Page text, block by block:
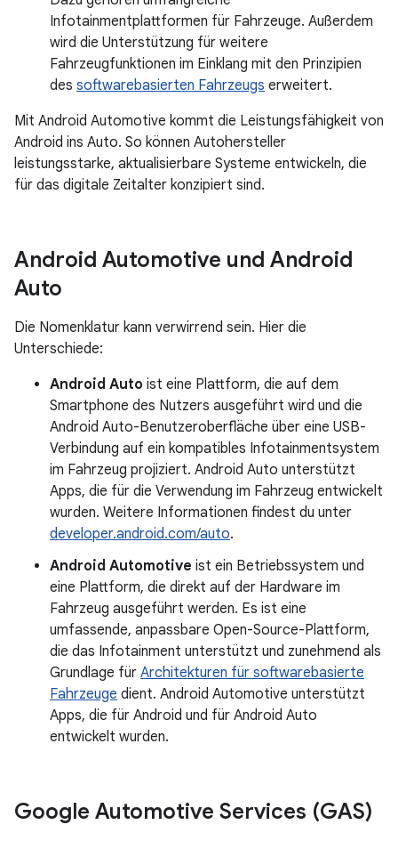
Infotainmentplattformen für Fahrzeuge. Außerdem
wird die Unterstützung für weitere
Fahrzeugfunktionen im Einklang mit den Prinzipien
des softwarebasierten Fahrzeugs erweitert.
Mit Android Automotive kommt die Leistungsfähigkeit von
Android ins Auto. So können Autohersteller
leistungsstarke, aktualisierbare Systeme entwickeln, die
für das digitale Zeitalter konzipiert sind.
Android Automotive und Android
Auto
Die Nomenklatur kann verwirrend sein. Hier die
Unterschiede:
Android Auto ist eine Plattform, die auf dem
Smartphone des Nutzers ausgeführt wird und die
Android Auto-Benutzeroberfläche über eine USB-
Verbindung auf ein kompatibles Infotainmentsystem
im Fahrzeug projiziert. Android Auto unterstützt
Apps, die für die Verwendung im Fahrzeug entwickelt
wurden. Weitere Informationen findest du unter
developer.android.com/auto.
Android Automotive ist ein Betriebssystem und
eine Plattform, die direkt auf der Hardware im
Fahrzeug ausgeführt werden. Es ist eine
umfassende, anpassbare Open-Source-Plattform,
die das Infotainment unterstützt und zunehmend als
Grundlage für Architekturen für softwarebasierte
Fahrzeuge dient. Android Automotive unterstützt
Apps, die für Android und für Android Auto
entwickelt wurden.
Google Automotive Services (GAS)